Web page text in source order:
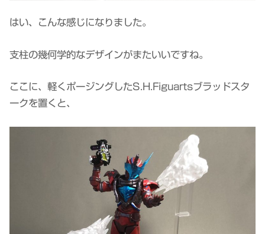
はい、こんな感じになりました。
支柱の幾何学的なデザインがまたいいですね。
ここに、軽くポージングしたS.H.Figuartsブラッドスタ
ークを置くと、